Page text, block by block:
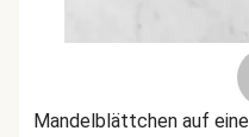
Mandelblättchen auf